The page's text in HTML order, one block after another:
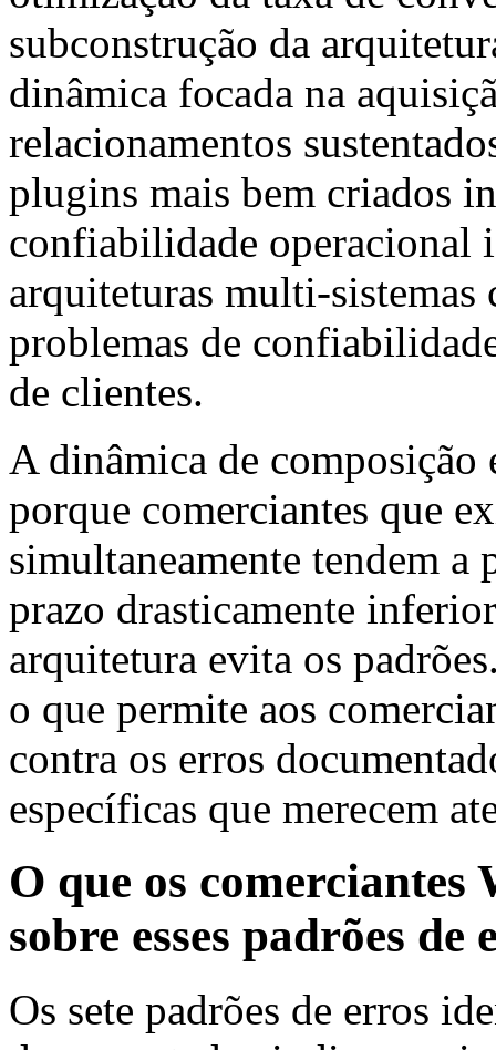
subconstrução da
dinâmica focada na
relacionamentos
plugins mais bem criados
confiabilidade operacional
arquiteturas multi-sistemas
problemas de
de clientes.
A dinâmica de
porque comerciantes que
simultaneamente tendem
prazo drasticamente
arquitetura evita os
o que permite aos
contra os erros
específicas que merecem
O que os comerciantes
sobre esses padrões de
Os sete padrões de erros